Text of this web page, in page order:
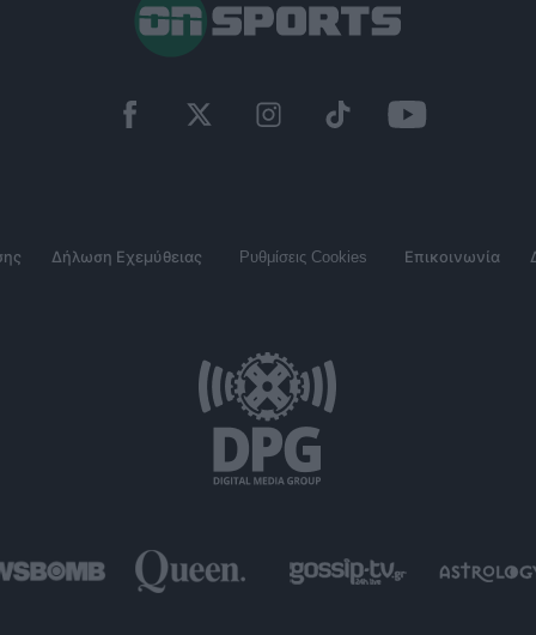
Δήλωση Εχεμύθειας Ρυθμίσεις Cookies Επικοινωνία